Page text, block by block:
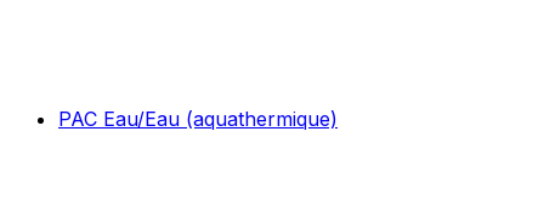
PAC Eau/Eau (aquathermique)